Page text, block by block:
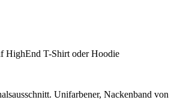
HighEnd T-Shirt oder Hoodie
Unifarbener, Nackenband